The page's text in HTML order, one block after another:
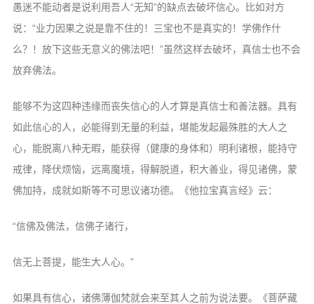
愚迷不能动者是说利用吾人“无知”的缺点去破坏信心。比如对方
说：“业力因果之说是靠不住的！三宝也不是真实的！学佛作什
么？！放下这些无意义的佛法吧！”虽然这样去破坏，真信士也不会
放弃佛法。
能够不为这四种违缘而丧失信心的人才算是真信士和善法器。具有
如此信心的人，必能得到无量的利益，堪能发起最殊胜的大人之
心，能脱离八种无暇，能获得（健康的身体和）明利诸根，能持守
戒律，降伏烦恼，远离魔境，得解脱道，积大善业，得见诸佛，蒙
佛加持，成就如斯等不可思议诸功德。《他拉宝真言经》云：
“信佛及佛法，信佛子诸行，
信无上菩提，能生大人心。”
如果具有信心，诸佛薄伽梵就会来至其人之前为说法要。《菩萨藏